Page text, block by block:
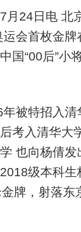
24日电 北
会首枚金牌
国“00后”小
被特招入清
考入清华大
也向杨倩发
级本科生
牌，射落东